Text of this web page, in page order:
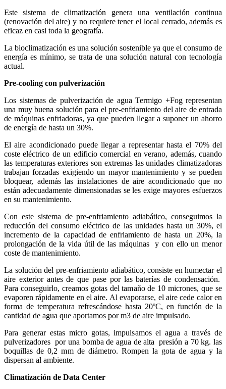
Este sistema de climatización genera una ventilación continua
(renovación del aire) y no requiere tener el local cerrado, además es
eficaz en casi toda la geografía.
La bioclimatización es una solución sostenible ya que el consumo de
energía es mínimo, se trata de una solución natural con tecnología
actual.
Pre-cooling con pulverización
Los sistemas de pulverización de agua Termigo +Fog representan
una muy buena solución para el pre-enfriamiento del aire de entrada
de máquinas enfriadoras, ya que pueden llegar a suponer un ahorro
de energía de hasta un 30%.
El aire acondicionado puede llegar a representar hasta el 70% del
coste eléctrico de un edificio comercial en verano, además, cuando
las temperaturas exteriores son extremas las unidades climatizadoras
trabajan forzadas exigiendo un mayor mantenimiento y se pueden
bloquear, además las instalaciones de aire acondicionado que no
están adecuadamente dimensionadas se les exige mayores esfuerzos
en su mantenimiento.
Con este sistema de pre-enfriamiento adiabático, conseguimos la
reducción del consumo eléctrico de las unidades hasta un 30%, el
incremento de la capacidad de enfriamiento de hasta un 20%, la
prolongación de la vida útil de las máquinas y con ello un menor
coste de mantenimiento.
La solución del pre-enfriamiento adiabático, consiste en humectar el
aire exterior antes de que pase por las baterías de condensación.
Para conseguirlo, creamos gotas del tamaño de 10 micrones, que se
evaporen rápidamente en el aire. Al evaporarse, el aire cede calor en
forma de temperatura refrescándose hasta 20ºC, en función de la
cantidad de agua que aportamos por m3 de aire impulsado.
Para generar estas micro gotas, impulsamos el agua a través de
pulverizadores por una bomba de agua de alta presión a 70 kg. las
boquillas de 0,2 mm de diámetro. Rompen la gota de agua y la
dispersan al ambiente.
Climatización de Data Center